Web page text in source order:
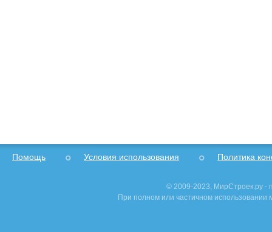
Помощь Условия использования Политика
© 2009-2023, МирСтроек.ру -
При полном или частичном использовании